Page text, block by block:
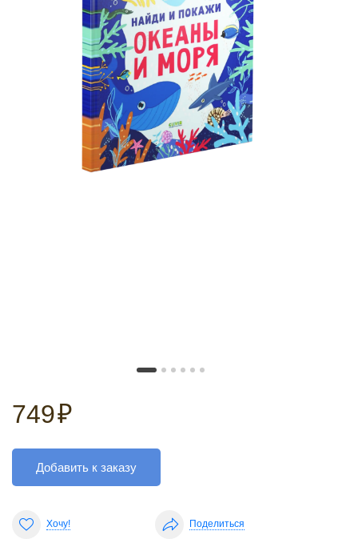
749₽
Добавить к заказу
Хочу! Поделиться